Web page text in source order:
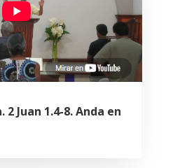
2 Juan 1.4-8. Anda en